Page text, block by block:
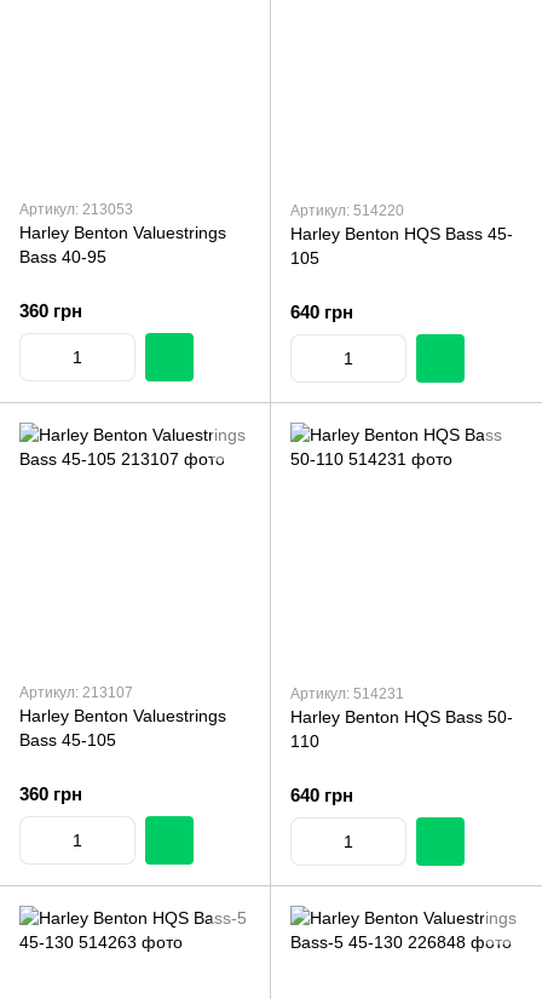
Артикул: 213053
Harley Benton Valuestrings
Bass 40-95
360 грн
Артикул: 514220
Harley Benton HQS Bass 45-
105
640 грн
Артикул: 213107
Harley Benton Valuestrings
Bass 45-105
360 грн
Артикул: 514231
Harley Benton HQS Bass 50-
110
640 грн